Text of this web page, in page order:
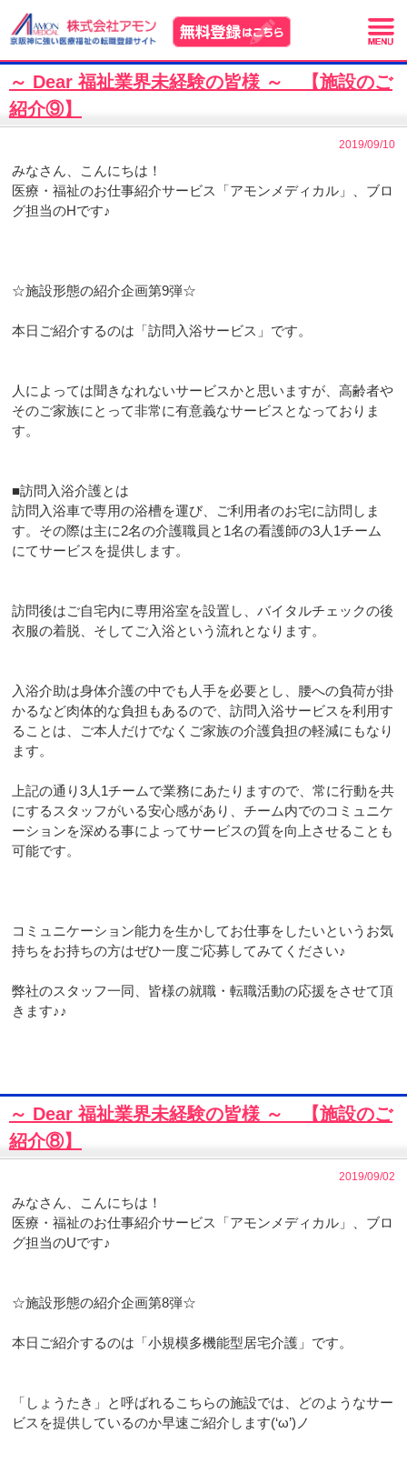
～ Dear 福祉業界未経験の皆様 ～ 【施設のご
紹介⑨】
2019/09/10
みなさん、こんにちは！
医療・福祉のお仕事紹介サービス「アモンメディカル」、ブロ
グ担当のHです♪
☆施設形態の紹介企画第9弾☆
本日ご紹介するのは「訪問入浴サービス」です。
人によっては聞きなれないサービスかと思いますが、高齢者や
そのご家族にとって非常に有意義なサービスとなっておりま
す。
■訪問入浴介護とは
訪問入浴車で専用の浴槽を運び、ご利用者のお宅に訪問しま
す。その際は主に2名の介護職員と1名の看護師の3人1チーム
にてサービスを提供します。
訪問後はご自宅内に専用浴室を設置し、バイタルチェックの後
衣服の着脱、そしてご入浴という流れとなります。
入浴介助は身体介護の中でも人手を必要とし、腰への負荷が掛
かるなど肉体的な負担もあるので、訪問入浴サービスを利用す
ることは、ご本人だけでなくご家族の介護負担の軽減にもなり
ます。
上記の通り3人1チームで業務にあたりますので、常に行動を共
にするスタッフがいる安心感があり、チーム内でのコミュニケ
ーションを深める事によってサービスの質を向上させることも
可能です。
コミュニケーション能力を生かしてお仕事をしたいというお気
持ちをお持ちの方はぜひ一度ご応募してみてください♪
弊社のスタッフ一同、皆様の就職・転職活動の応援をさせて頂
きます♪♪
～ Dear 福祉業界未経験の皆様 ～ 【施設のご
紹介⑧】
2019/09/02
みなさん、こんにちは！
医療・福祉のお仕事紹介サービス「アモンメディカル」、ブロ
グ担当のUです♪
☆施設形態の紹介企画第8弾☆
本日ご紹介するのは「小規模多機能型居宅介護」です。
「しょうたき」と呼ばれるこちらの施設では、どのようなサー
ビスを提供しているのか早速ご紹介します(‘ω’)ノ